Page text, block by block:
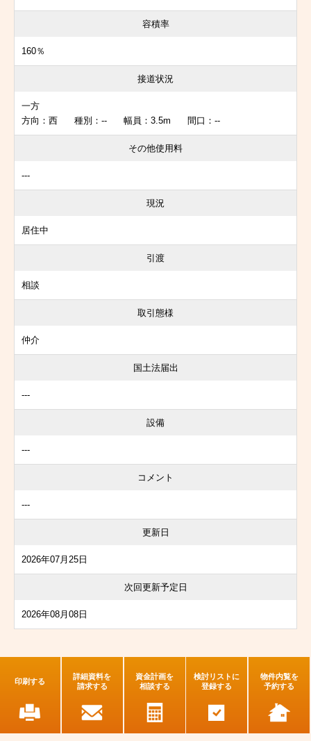
容積率
160％
接道状況
一方
方向：西 種別：-- 幅員：3.5m 間口：--
その他使用料
---
現況
居住中
引渡
相談
取引態様
仲介
国土法届出
---
設備
---
コメント
---
更新日
2026年07月25日
次回更新予定日
2026年08月08日
印刷する
詳細資料を
請求する
資金計画を
相談する
検討リストに
登録する
物件内覧を
予約する